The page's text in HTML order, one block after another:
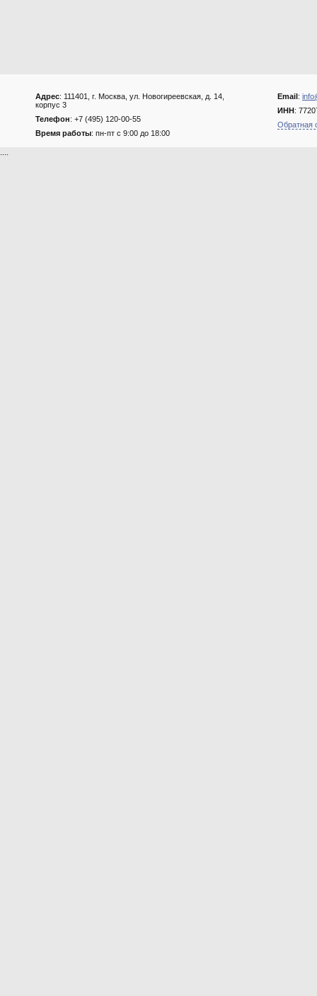
Адрес: 111401, г. Москва, ул. Новогиреевская, д. 14,
корпус 3
Телефон: +7 (495) 120-00-55
Время работы: пн-пт с 9:00 до 18:00
Email:
ИНН:
Обратная
....